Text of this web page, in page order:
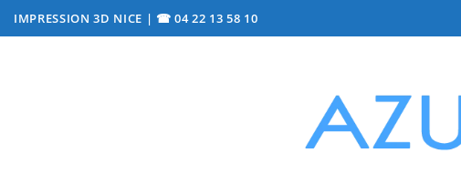
Passer
au
IMPRESSION 3D NICE | ☎ 04 22 13 58 10